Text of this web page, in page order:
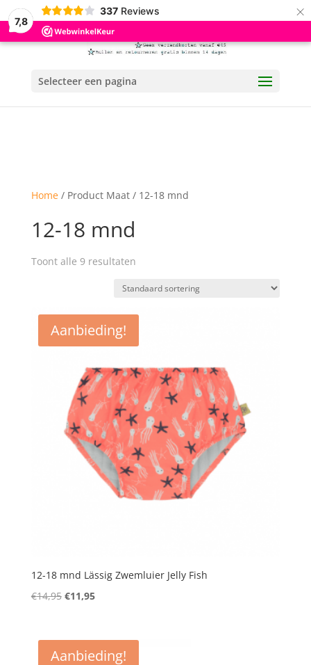
7,8
337 Reviews ×
Selecteer een pagina
Home/ Product Maat / 12-18 mnd
12-18 mnd
Toont alle 9 resultaten
Aanbieding!
12-18 mnd Lässig Zwemluier Jelly Fish
€14,95 Oorspronkelijke
€14,95.
€11,95Huidige
€11,95.
Aanbieding!